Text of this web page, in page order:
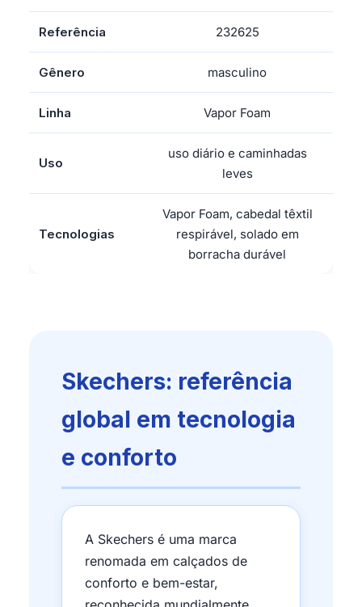
Referência 232625
Gênero masculino
Linha Vapor Foam
Uso
uso diário e caminhadas
leves
Tecnologias
Vapor Foam, cabedal têxtil
respirável, solado em
borracha durável
Skechers: referência
global em tecnologia
e conforto
A Skechers é uma marca
renomada em calçados de
conforto e bem-estar,